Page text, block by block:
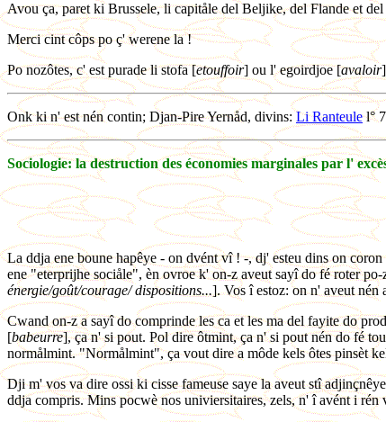
Avou ça, paret ki Brussele, li capitåle del Beljike, del Flande et
Merci cint côps po ç' werene la !
Po nozôtes, c' est purade li stofa [etouffoir] ou l' egoirdjoe [avaloir
Onk ki n' est nén contin; Djan-Pire Yernåd, divins:Li Ranteulel°
Sociologie: la destruction des économies marginales par l'
La ddja ene boune hapêye - on dvént vî ! -, dj' esteu dins on coron
ene "eterprijhe sociåle", èn ovroe k' on-z aveut sayî do fé roter
énergie/goût/courage/ dispositions...]. Vos î estoz: on n' aveut
Cwand on-z a sayî do comprinde les ca et les ma del fayite do
[babeurre], ça n' si pout. Pol dire ôtmint, ça n' si pout nén do fé
normålmint. "Normålmint", ça vout dire a môde kels ôtes pinsèt
Dji m' vos va dire ossi ki cisse fameuse saye la aveut stî
ddja compris. Mins pocwè nos univiersitaires, zels, n' î avént i rén